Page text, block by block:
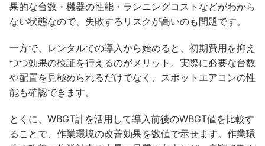
果的な台数・機器の性能・ランニングコストなどがわから
ない状態なので、失敗するリスクが高いのも問題です。
一方で、レンタルでの導入から始めると、初期費用を抑え
つつ効果の検証を行えるのがメリット。実際に必要な台数
や配置を見極められるだけでなく、スポットエアコンの性
能も確認できます。
とくに、WBGT計を活用して導入前後のWBGT値を比較す
ることで、作業環境の改善効果を数値で示せます。作業環